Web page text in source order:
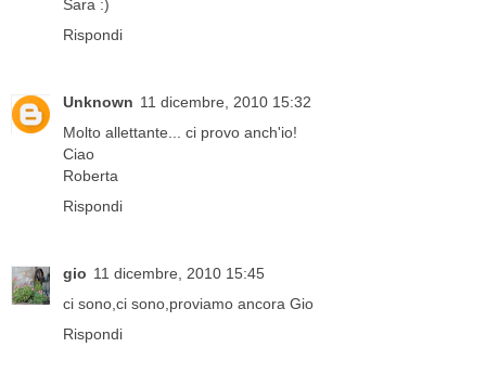
Sara :)
Rispondi
Unknown 11 dicembre, 2010 15:32
Molto allettante... ci provo anch'io!
Ciao
Roberta
Rispondi
gio 11 dicembre, 2010 15:45
ci sono,ci sono,proviamo ancora Gio
Rispondi